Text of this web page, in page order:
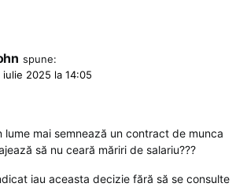
spune:
iulie 2025 la 14:05
lume mai semnează un contract de munca
să nu ceară măriri de salariu???
iau aceasta decizie fără să se consulte